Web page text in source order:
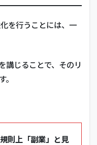
を行うことには、一
講じることで、そのリ
則上「副業」と見